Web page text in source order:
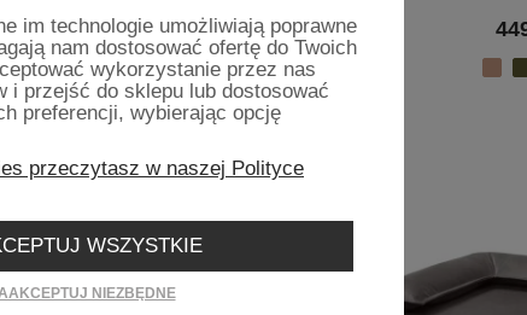
459,00 zł
im technologie umożliwiają poprawne
nam dostosować ofertę do Twoich
wykorzystanie przez nas
i przejść do sklepu lub dostosować
preferencji, wybierając opcję
przeczytasz w naszej Polityce
NIEZBĘDNE
WSZYSTKIE